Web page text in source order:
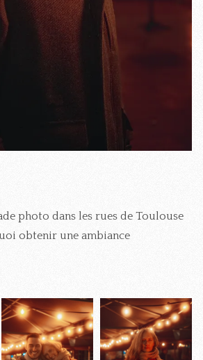
photo dans les rues de Toulouse
obtenir une ambiance